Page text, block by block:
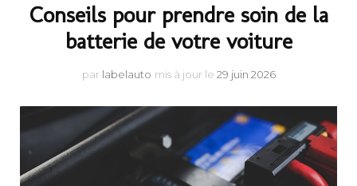
Conseils pour prendre soin de la
batterie de votre voiture
par labelauto mis à jour le 29 juin 2026